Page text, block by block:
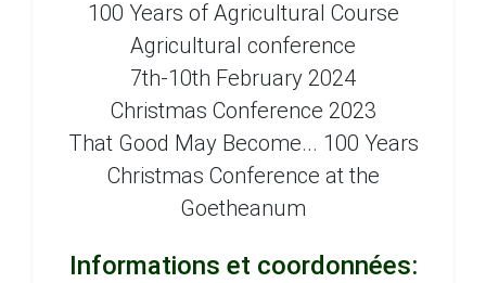
100 Years of Agricultural Course
Agricultural conference
7th-10th February 2024
Christmas Conference 2023
That Good May Become... 100 Years
Christmas Conference at the
Goetheanum
Informations et coordonnées: